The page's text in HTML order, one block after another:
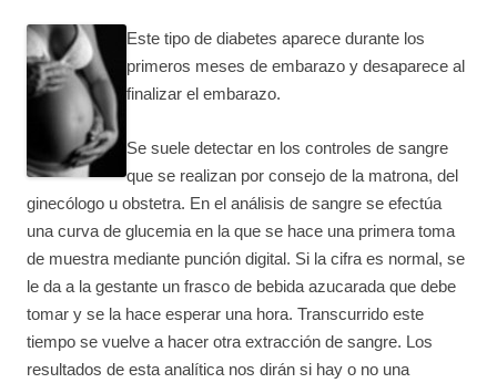
Este tipo de diabetes aparece durante los
primeros meses de embarazo y desaparece al
finalizar el embarazo.
Se suele detectar en los controles de sangre
que se realizan por consejo de la matrona, del
ginecólogo u obstetra. En el análisis de sangre se efectúa
una curva de glucemia en la que se hace una primera toma
de muestra mediante punción digital. Si la cifra es normal, se
le da a la gestante un frasco de bebida azucarada que debe
tomar y se la hace esperar una hora. Transcurrido este
tiempo se vuelve a hacer otra extracción de sangre. Los
resultados de esta analítica nos dirán si hay o no una